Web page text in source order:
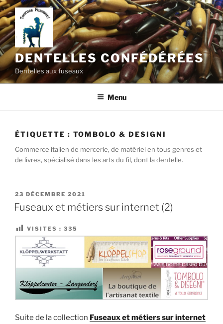
Aller
au
contenu
principal
DENTELLES CONFÉDÉRÉES
Dentelles aux fuseaux
Menu
ÉTIQUETTE : TOMBOLO & DESIGNI
Commerce italien de mercerie, de matériel en tous genres et
de livres, spécialisé dans les arts du fil, dont la dentelle.
PUBLIÉ
LE
23 DÉCEMBRE 2021
Fuseaux et métiers sur internet (2)
VISITES : 335
Suite de la collection Fuseaux et métiers sur internet